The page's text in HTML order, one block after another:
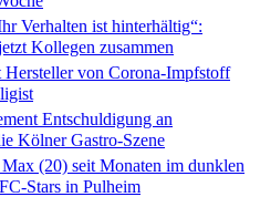
Verhalten ist hinterhältig“:
Kollegen zusammen
Hersteller von Corona-Impfstoff
Entschuldigung an
Kölner Gastro-Szene
Max (20) seit Monaten im dunklen
Stars in Pulheim